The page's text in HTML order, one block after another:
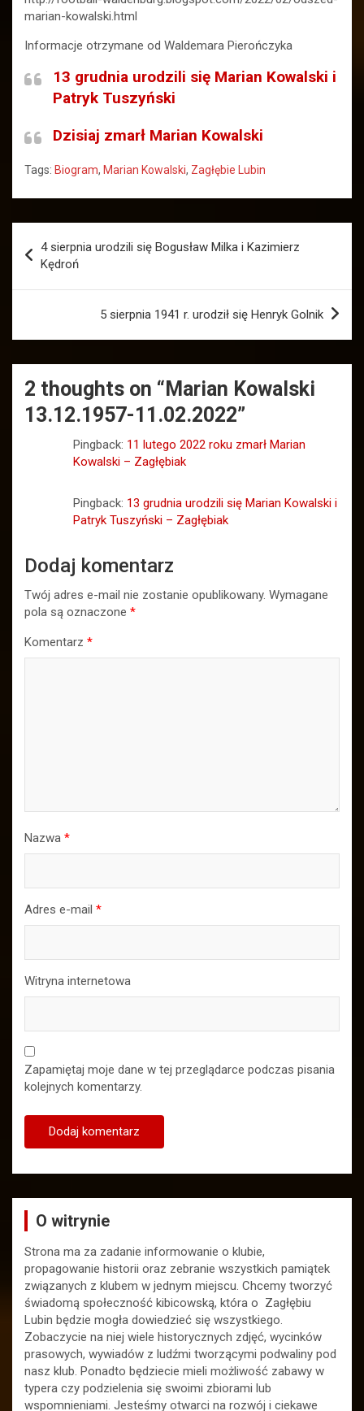
marian-kowalski.html
Informacje otrzymane od Waldemara Pierończyka
13 grudnia urodzili się Marian Kowalski i
Patryk Tuszyński
Dzisiaj zmarł Marian Kowalski
Tags: Biogram, Marian Kowalski, Zagłębie Lubin
wpisu
4 sierpnia urodzili się Bogusław Milka i Kazimierz
Kędroń
5 sierpnia 1941 r. urodził się Henryk Golnik
2 thoughts on “Marian Kowalski
13.12.1957-11.02.2022”
Pingback: 11 lutego 2022 roku zmarł Marian
Kowalski – Zagłębiak
Pingback: 13 grudnia urodzili się Marian Kowalski i
Patryk Tuszyński – Zagłębiak
Dodaj komentarz
Twój adres e-mail nie zostanie opublikowany. Wymagane
pola są oznaczone *
Komentarz *
Nazwa *
Adres e-mail *
Witryna internetowa
Zapamiętaj moje dane w tej przeglądarce podczas pisania
kolejnych komentarzy.
O witrynie
Strona ma za zadanie informowanie o klubie,
propagowanie historii oraz zebranie wszystkich pamiątek
związanych z klubem w jednym miejscu. Chcemy tworzyć
świadomą społeczność kibicowską, która o Zagłębiu
Lubin będzie mogła dowiedzieć się wszystkiego.
Zobaczycie na niej wiele historycznych zdjęć, wycinków
prasowych, wywiadów z ludźmi tworzącymi podwaliny pod
nasz klub. Ponadto będziecie mieli możliwość zabawy w
typera czy podzielenia się swoimi zbiorami lub
wspomnieniami. Jesteśmy otwarci na rozwój i ciekawe